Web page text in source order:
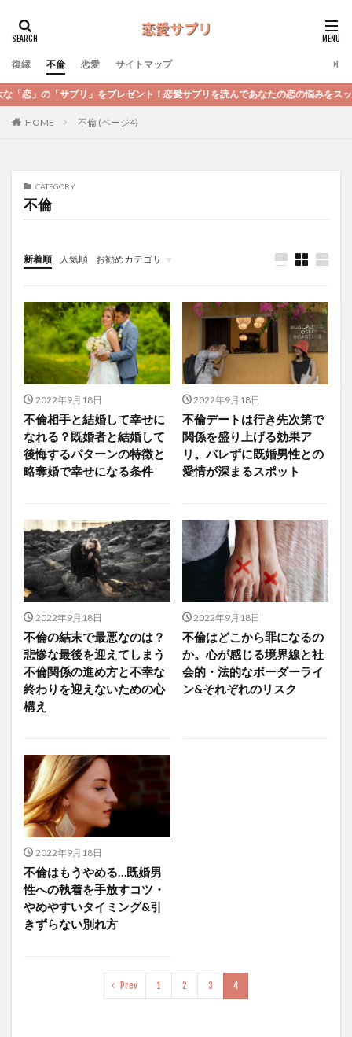
復縁 不倫 恋愛 サイトマップ
サプリ」をプレゼント！恋愛サプリを読んであなたの恋の悩みをスッキリ解決
HOME 不倫 (ページ4)
CATEGORY
不倫
新着順 人気順 お勧めカテゴリ
未分類
2022年9月18日
不倫相手と結婚して幸せに
なれる？既婚者と結婚して
後悔するパターンの特徴と
略奪婚で幸せになる条件
2022年9月18日
不倫デートは行き先次第で
関係を盛り上げる効果ア
リ。バレずに既婚男性との
愛情が深まるスポット
2022年9月18日
不倫の結末で最悪なのは？
悲惨な最後を迎えてしまう
不倫関係の進め方と不幸な
終わりを迎えないための心
構え
2022年9月18日
不倫はどこから罪になるの
か。心が感じる境界線と社
会的・法的なボーダーライ
ン&それぞれのリスク
2022年9月18日
不倫はもうやめる…既婚男
性への執着を手放すコツ・
やめやすいタイミング&引
きずらない別れ方
Prev 1 2 3 4